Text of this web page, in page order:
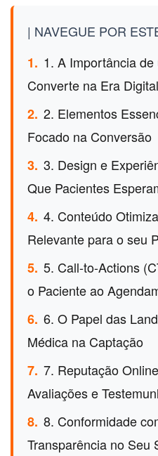
| NAVEGUE POR
1. 1. A Importância
Converte na Era Digital
2. 2. Elementos
Focado na Conversão
3. 3. Design e
Que Pacientes
4. 4. Conteúdo
Relevante para o seu
5. 5. Call-to-Actions
o Paciente ao
6. 6. O Papel das
Médica na Captação
7. 7. Reputação
Avaliações e
8. 8. Conformidade
Transparência no Seu